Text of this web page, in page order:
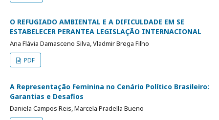
O REFUGIADO AMBIENTAL E A DIFICULDADE EM SE
ESTABELECER PERANTEA LEGISLAÇÃO INTERNACIONAL
Ana Flávia Damasceno Silva, Vladmir Brega Filho
PDF
A Representação Feminina no Cenário Político Brasileiro:
Garantias e Desafios
Daniela Campos Reis, Marcela Pradella Bueno